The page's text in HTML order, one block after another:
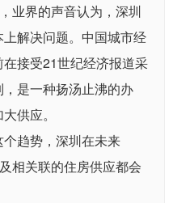
业界的声音认为，深圳
解决问题。中国城市经
接受21世纪经济报道采
是一种扬汤止沸的办
供应。
趋势，深圳在未来
相关联的住房供应都会